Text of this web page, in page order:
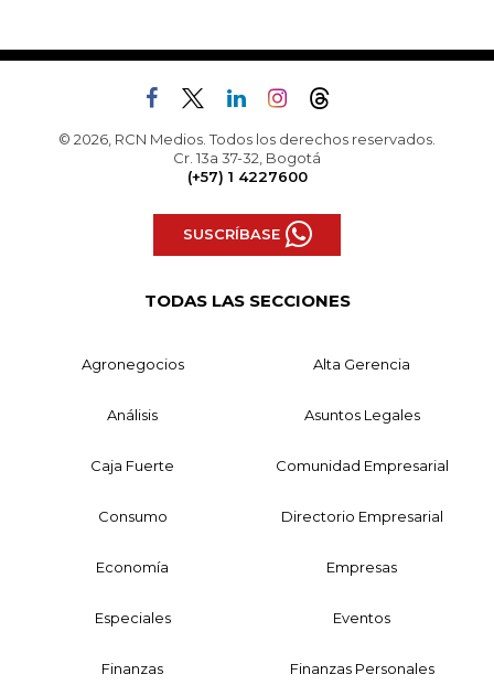
© 2026, RCN Medios. Todos los derechos reservados.
Cr. 13a 37-32, Bogotá
(+57) 1 4227600
SUSCRÍBASE
TODAS LAS SECCIONES
Agronegocios Alta Gerencia
Análisis Asuntos Legales
Caja Fuerte Comunidad Empresarial
Consumo Directorio Empresarial
Economía Empresas
Especiales Eventos
Finanzas Finanzas Personales